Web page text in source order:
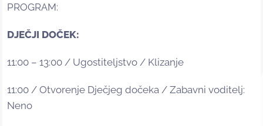
PROGRAM:
DJEČJI DOČEK:
11:00 – 13:00 / Ugostiteljstvo / Klizanje
11:00 / Otvorenje Dječjeg dočeka / Zabavni voditelj:
Neno